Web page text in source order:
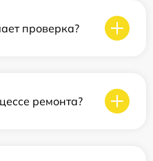
проверка?
ремонта?